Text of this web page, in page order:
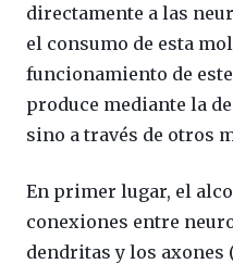
directamente a las
el consumo de esta
funcionamiento de
produce mediante la
sino a través de otros
En primer lugar, el
conexiones entre
dendritas y los